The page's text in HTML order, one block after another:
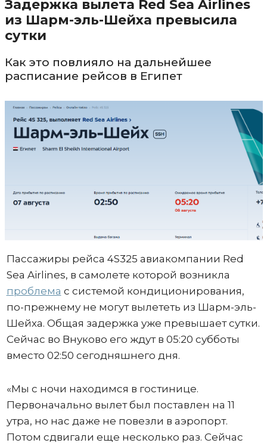
Задержка вылета Red Sea Airlines
из Шарм-эль-Шейха превысила
сутки
Как это повлияло на дальнейшее
расписание рейсов в Египет
Пассажиры рейса 4S325 авиакомпании Red
Sea Airlines, в самолете которой возникла
проблема с системой кондиционирования,
по-прежнему не могут вылететь из Шарм-эль-
Шейха. Общая задержка уже превышает сутки.
Сейчас во Внуково его ждут в 05:20 субботы
вместо 02:50 сегодняшнего дня.
«Мы с ночи находимся в гостинице.
Первоначально вылет был поставлен на 11
утра, но нас даже не повезли в аэропорт.
Потом сдвигали еще несколько раз. Сейчас